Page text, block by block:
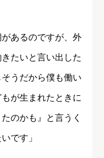
があるのですが、外
たいと言い出した
うだから僕も働い
が生まれたときに
のかも』と言うく
です」